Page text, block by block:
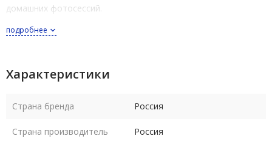
домашних фотосессий.
Подушка из серии Фрукты Овощи - это отличный подарок
Подушка из флиса мягкая и приятная на ощупь. Подушка
наполнителем. Благодаря ему декоративная подушка
стирку.
подробнее
Характеристики
Страна бренда Россия
Страна производитель Россия